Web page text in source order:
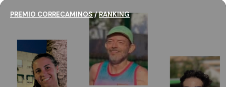
PREMIO CORRECAMINOS/RANKING